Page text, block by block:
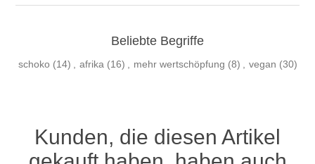
Beliebte Begriffe
schoko (14) , afrika (16) , mehr wertschöpfung (8) , vegan (30)
Kunden, die diesen Artikel